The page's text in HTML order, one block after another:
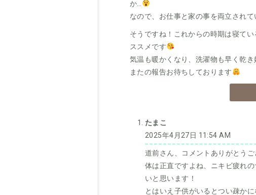
か…
なので、お仕事と家の事を両立され
そうですね！これからの時期は寝て
ススメです
気温も暖かくなり、洗濯物も早く乾き
またの報告お待ちしております
たまこ
2025年4月27日 11:54 AM
道前さん、コメントありがとうご
体は正直ですよね、ニキビ疲れ
いと思います！
とはいえ子供がいるとつい疎か